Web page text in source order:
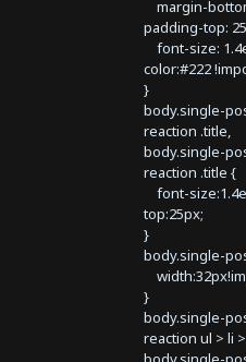
margin-
padding-top:
font-size:
color:#222
}
body.single-
reaction .title,
body.single-
reaction .title {
font-
top:25px;
}
body.single-
}
body.single-
reaction ul > li